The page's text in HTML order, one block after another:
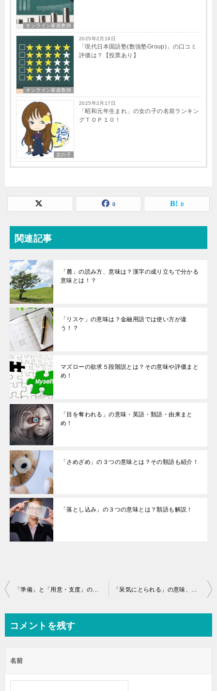
オンライン家庭教師
オンライン家庭教師
2025年2月19日
「現代日本国語塾(数強塾​Group)」の口コミ
評価は？【投票あり】
女の子
2025年2月17日
「昭和元年生まれ」の女の子の名前ランキン
グＴＯＰ１０！
0 0
関連記事
「麓」の読み方、意味は？漢字の成り立ちで分かる
意味とは！？
「リスケ」の意味は？金融用語では使い方が違
う！？
マズローの欲求５段階説とは？その意味や評価まと
め！
「目を奪われる」の意味・英語・類語・由来まと
め！
「さめざめ」の３つの意味とは？その類語も紹介！
「落とし込み」の３つの意味とは？類語も解説！
投
ビ
ー
シ
「準備」と「用意・支度」の違いを意味から解説！ 「呆気にとられる」の意味、語源は？類語、英語も紹介！
コメントを残す
名前